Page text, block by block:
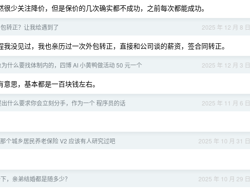
少关注降价，但是保价的几次确实都不成功，之前每次都能成功。
2025 年 12 月 8 日
转正？让我给遇到了
没见过，我也亲历过一次外包转正，直接和公司谈的薪资，签合同转正。
2025 年 12 月 3 日
什么要找体制内的，四博 AI 小黄鸭做活动 50 元一个
思，基本都是一百块钱左右。
2025 年 11 月 6 日
什么要求你会立刻分手，作为一个 程序员的话
2025 年 10 月 31 日
个城乡居民养老保险 V2 应该有人研究过吧
2025 年 10 月 29 日
，亲弟结婚都是随多少？